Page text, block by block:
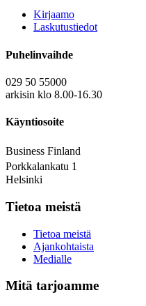
Kirjaamo
Laskutustiedot
Puhelinvaihde
029 50 55000
arkisin klo 8.00-16.30
Käyntiosoite
Business Finland
Porkkalankatu 1
Helsinki
Tietoa meistä
Tietoa meistä
Ajankohtaista
Medialle
Mitä tarjoamme